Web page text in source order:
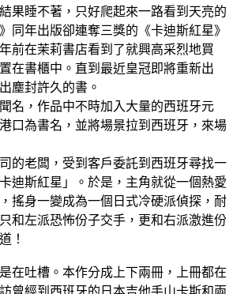
果睡不著，只好爬起來一路看到天亮的
同年出版卻連奪三獎的《卡迪斯紅星》
前在茉莉書店看到了就興高采烈地買
在書櫃中。直到最近皇冠即將重新出
塵封許久的書。
名，作品中不時加入大量的西班牙元
口為書名，並將場景拉到西班牙，來場
的老闆，受到客戶委託到西班牙尋找一
迪斯紅星」。於是，主角就從一個熱愛
搖身一變成為一個日式冷硬派偵探，耐
和左派恐怖份子交手，更和右派激進份
！
在吐槽。本作分成上下兩冊，上冊都在
曾經到西班牙的日本吉他手山卡斯和兩